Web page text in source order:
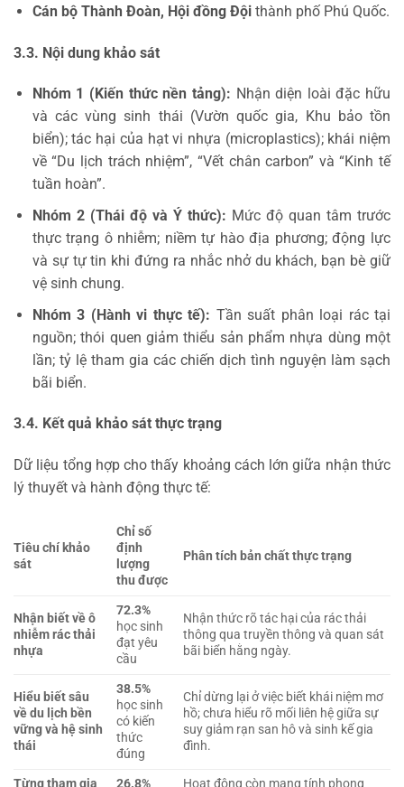
Cán bộ Thành Đoàn, Hội đồng Độithành phố Phú Quốc.
3.3. Nội dung khảo sát
Nhóm 1 (Kiến thức nền tảng): Nhận diện loài đặc hữu
và các vùng sinh thái (Vườn quốc gia, Khu bảo tồn
biển); tác hại của hạt vi nhựa (microplastics); khái niệm
về “Du lịch trách nhiệm”, “Vết chân carbon” và “Kinh tế
tuần hoàn”.
Nhóm 2 (Thái độ và Ý thức): Mức độ quan tâm trước
thực trạng ô nhiễm; niềm tự hào địa phương; động lực
và sự tự tin khi đứng ra nhắc nhở du khách, bạn bè giữ
vệ sinh chung.
Nhóm 3 (Hành vi thực tế): Tần suất phân loại rác tại
nguồn; thói quen giảm thiểu sản phẩm nhựa dùng một
lần; tỷ lệ tham gia các chiến dịch tình nguyện làm sạch
bãi biển.
3.4. Kết quả khảo sát thực trạng
Dữ liệu tổng hợp cho thấy khoảng cách lớn giữa nhận thức
lý thuyết và hành động thực tế:
Tiêu chí khảo
sát
Chỉ số
định
lượng
thu được
Phân tích bản chất thực trạng
Nhận biết về ô
nhiễm rác thải
nhựa
72.3%
học sinh
đạt yêu
cầu
Nhận thức rõ tác hại của rác thải
thông qua truyền thông và quan sát
bãi biển hằng ngày.
Hiểu biết sâu
về du lịch bền
vững và hệ sinh
thái
38.5%
học sinh
có kiến
thức
đúng
Chỉ dừng lại ở việc biết khái niệm mơ
hồ; chưa hiểu rõ mối liên hệ giữa sự
suy giảm rạn san hô và sinh kế gia
đình.
Từng tham gia
26.8%
Hoạt động còn mang tính phong